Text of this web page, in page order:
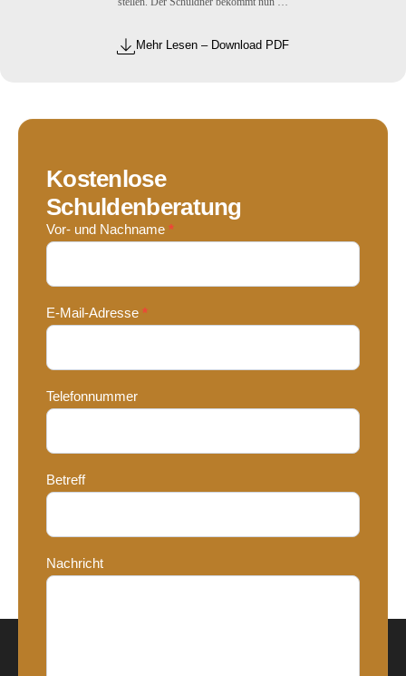
Mehr Lesen – Download PDF
Kostenlose
Schuldenberatung
Contact
Us
Vor- und Nachname *
E-Mail-Adresse *
Telefonnummer
Betreff
Nachricht